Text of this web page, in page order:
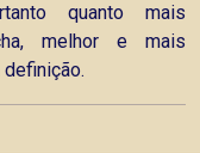
quanto mais
melhor e mais